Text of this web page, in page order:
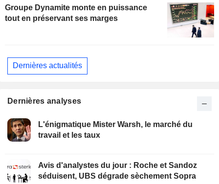
Groupe Dynamite monte en puissance
tout en préservant ses marges
Dernières actualités
Dernières analyses
L'énigmatique Mister Warsh, le marché du
travail et les taux
Avis d'analystes du jour : Roche et Sandoz
séduisent, UBS dégrade sèchement Sopra